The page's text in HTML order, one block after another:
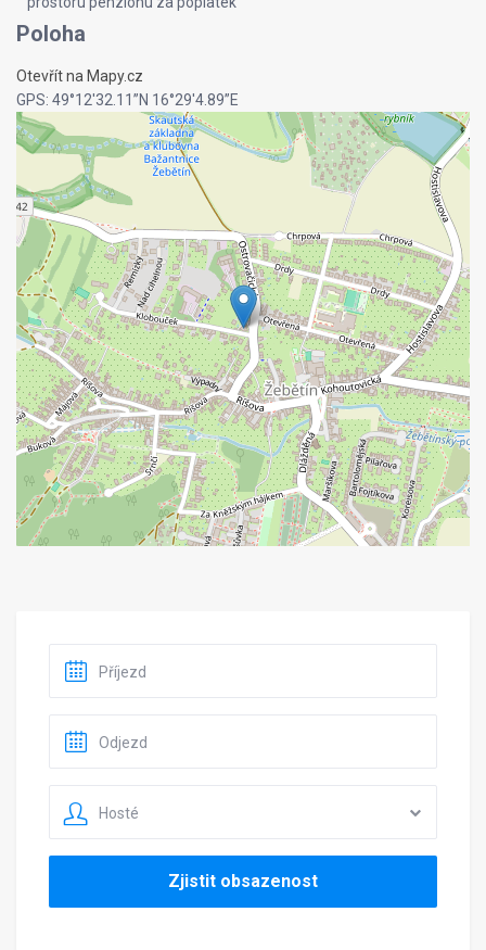
Poloha
Otevřít na Mapy.cz
GPS: 49°12'32.11”N 16°29'4.89”E
Hosté
Zjistit obsazenost